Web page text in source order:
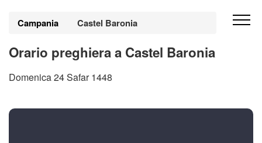
Campania Castel Baronia
Orario preghiera a Castel Baronia
Domenica 24 Safar 1448